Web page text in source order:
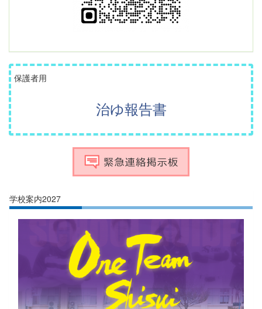
保護者用
治ゆ報告書
学校案内2027